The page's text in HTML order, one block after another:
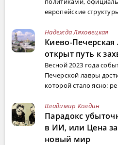
европейские
Надежда Ляховецкая
Киево-Печерская
открыт путь к
Весной 2023 года
Печерской лавры
которой стало ясно:
Владимир Колдин
Парадокс
в ИИ, или Цена
новый мир